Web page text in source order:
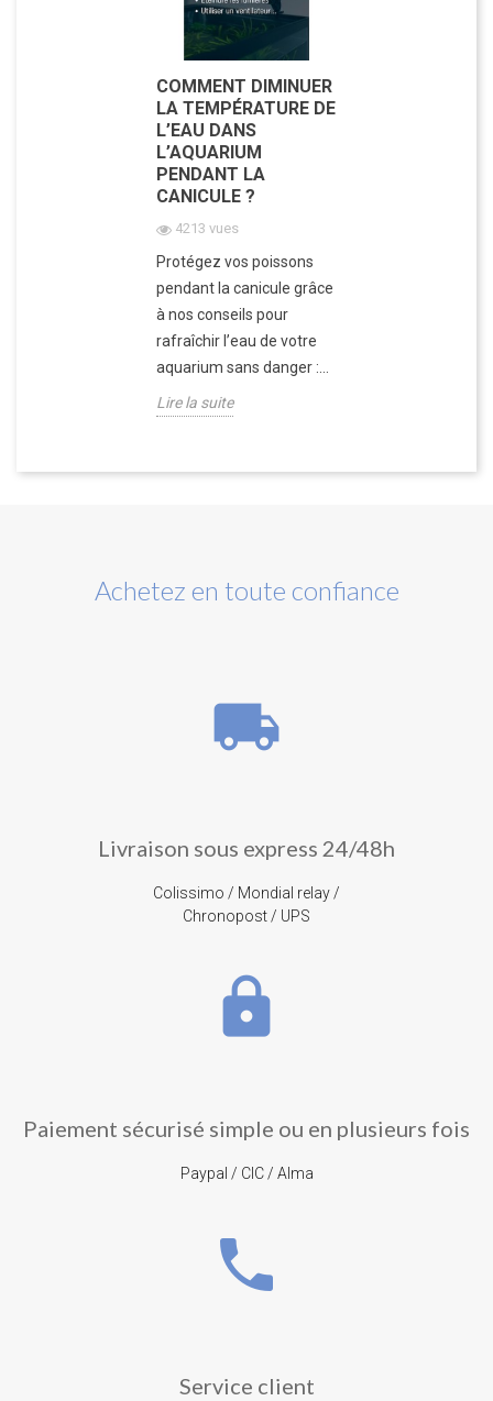
COMMENT DIMINUER
LA TEMPÉRATURE DE
L’EAU DANS
L’AQUARIUM
PENDANT LA
CANICULE ?
4213 vues
Protégez vos poissons
pendant la canicule grâce
à nos conseils pour
rafraîchir l’eau de votre
aquarium sans danger :...
Lire la suite
Achetez en toute confiance
local_shipping
Livraison sous express 24/48h
Colissimo / Mondial relay /
Chronopost / UPS
lock
Paiement sécurisé simple ou en plusieurs fois
Paypal / CIC / Alma
phone
Service client